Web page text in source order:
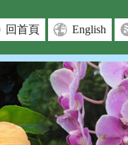
回首頁 English